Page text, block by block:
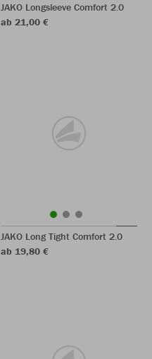
JAKO Longsleeve Comfort 2.0
ab 21,00 €
JAKO Long Tight Comfort 2.0
ab 19,80 €